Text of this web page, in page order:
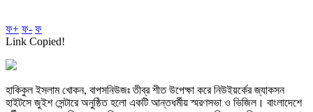
ফ+ ফ- ফ
Link Copied!
হাকিকুল ইসলাম খোকন, বাপসনিউজঃ তীব্র শীত উপেক্ষা করে নিউইয়র্কের জ্যাকসন
হাইটসে জুইশ সেন্টারে অনুষ্ঠিত হলো একটি আন্তধর্মীয় স্মরণসভা ও ভিজিল। বাংলাদেশে